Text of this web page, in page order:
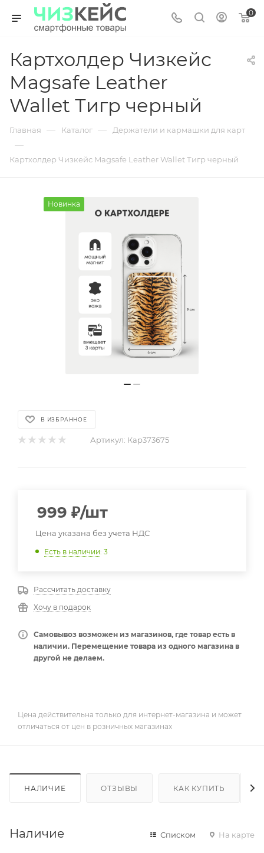
0
Картхолдер Чизкейс
Magsafe Leather
Wallet Тигр черный
Главная — Каталог — Держатели и кармашки для карт
—
Картхолдер Чизкейс Magsafe Leather Wallet Тигр черный
Новинка
В ИЗБРАННОЕ
Артикул: Кар373675
999 ₽/шт
Цена указана без учета НДС
Есть в наличии: 3
Рассчитать доставку
Хочу в подарок
Самовывоз возможен из магазинов, где товар есть в
наличии. Перемещение товара из одного магазина в
другой не делаем.
Цена действительна только для интернет-магазина и может
отличаться от цен в розничных магазинах
НАЛИЧИЕ ОТЗЫВЫ КАК КУПИТЬ
Наличие Списком На карте